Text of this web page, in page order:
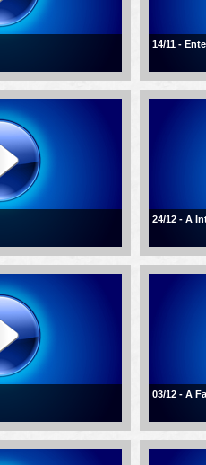
14/11 -
24/12 - A
03/12 - A